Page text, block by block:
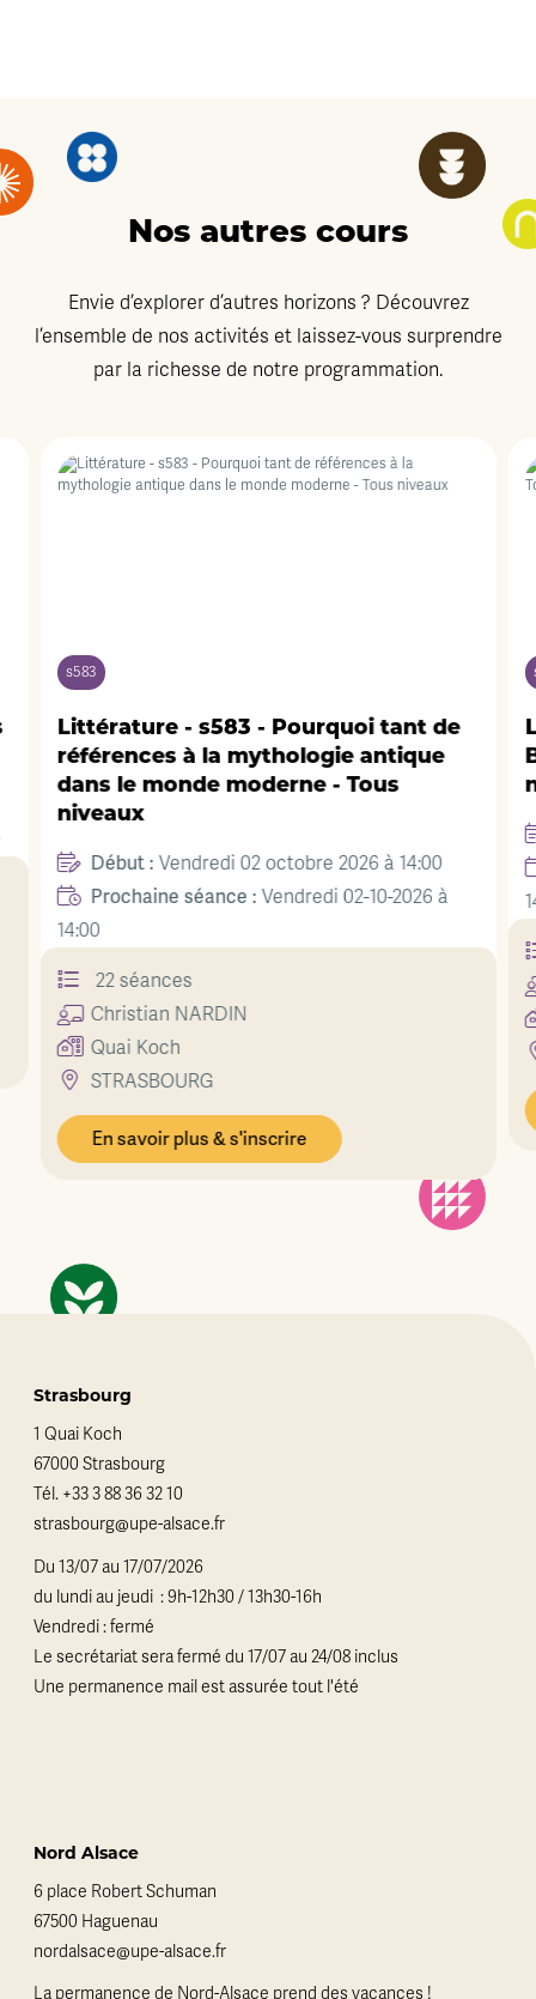
Nos autres cours
Envie d’explorer d’autres horizons ? Découvrez
l’ensemble de nos activités et laissez-vous surprendre
par la richesse de notre programmation.
s583
Littérature - s583 - Pourquoi tant de
références à la mythologie antique
dans le monde moderne - Tous
niveaux
Début : Vendredi 02 octobre 2026 à 14:00
Prochaine séance : Vendredi 02-10-2026 à
14:00
22 séances
Christian NARDIN
Quai Koch
STRASBOURG
En savoir plus & s'inscrire
Strasbourg
1 Quai Koch
67000 Strasbourg
Tél. +33 3 88 36 32 10
strasbourg@upe-alsace.fr
Du 13/07 au 17/07/2026
du lundi au jeudi : 9h-12h30 / 13h30-16h
Vendredi : fermé
Le secrétariat sera fermé du 17/07 au 24/08 inclus
Une permanence mail est assurée tout l'été
Nord Alsace
6 place Robert Schuman
67500 Haguenau
nordalsace@upe-alsace.fr
La permanence de Nord-Alsace prend des vacances !